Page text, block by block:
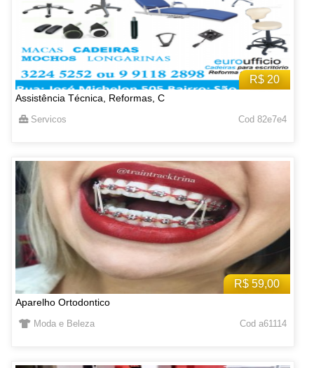
R$ 20
Assistência Técnica, Reformas, C
Servicos Cod 82e7e4
R$ 59,00
Aparelho Ortodontico
Moda e Beleza Cod a61114